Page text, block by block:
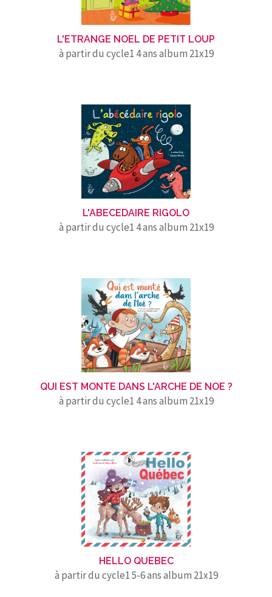
L'ETRANGE NOEL DE PETIT LOUP
à partir du cycle1 4 ans album 21x19
L'ABECEDAIRE RIGOLO
à partir du cycle1 4 ans album 21x19
QUI EST MONTE DANS L'ARCHE DE NOE ?
à partir du cycle1 4 ans album 21x19
HELLO QUEBEC
à partir du cycle1 5-6 ans album 21x19